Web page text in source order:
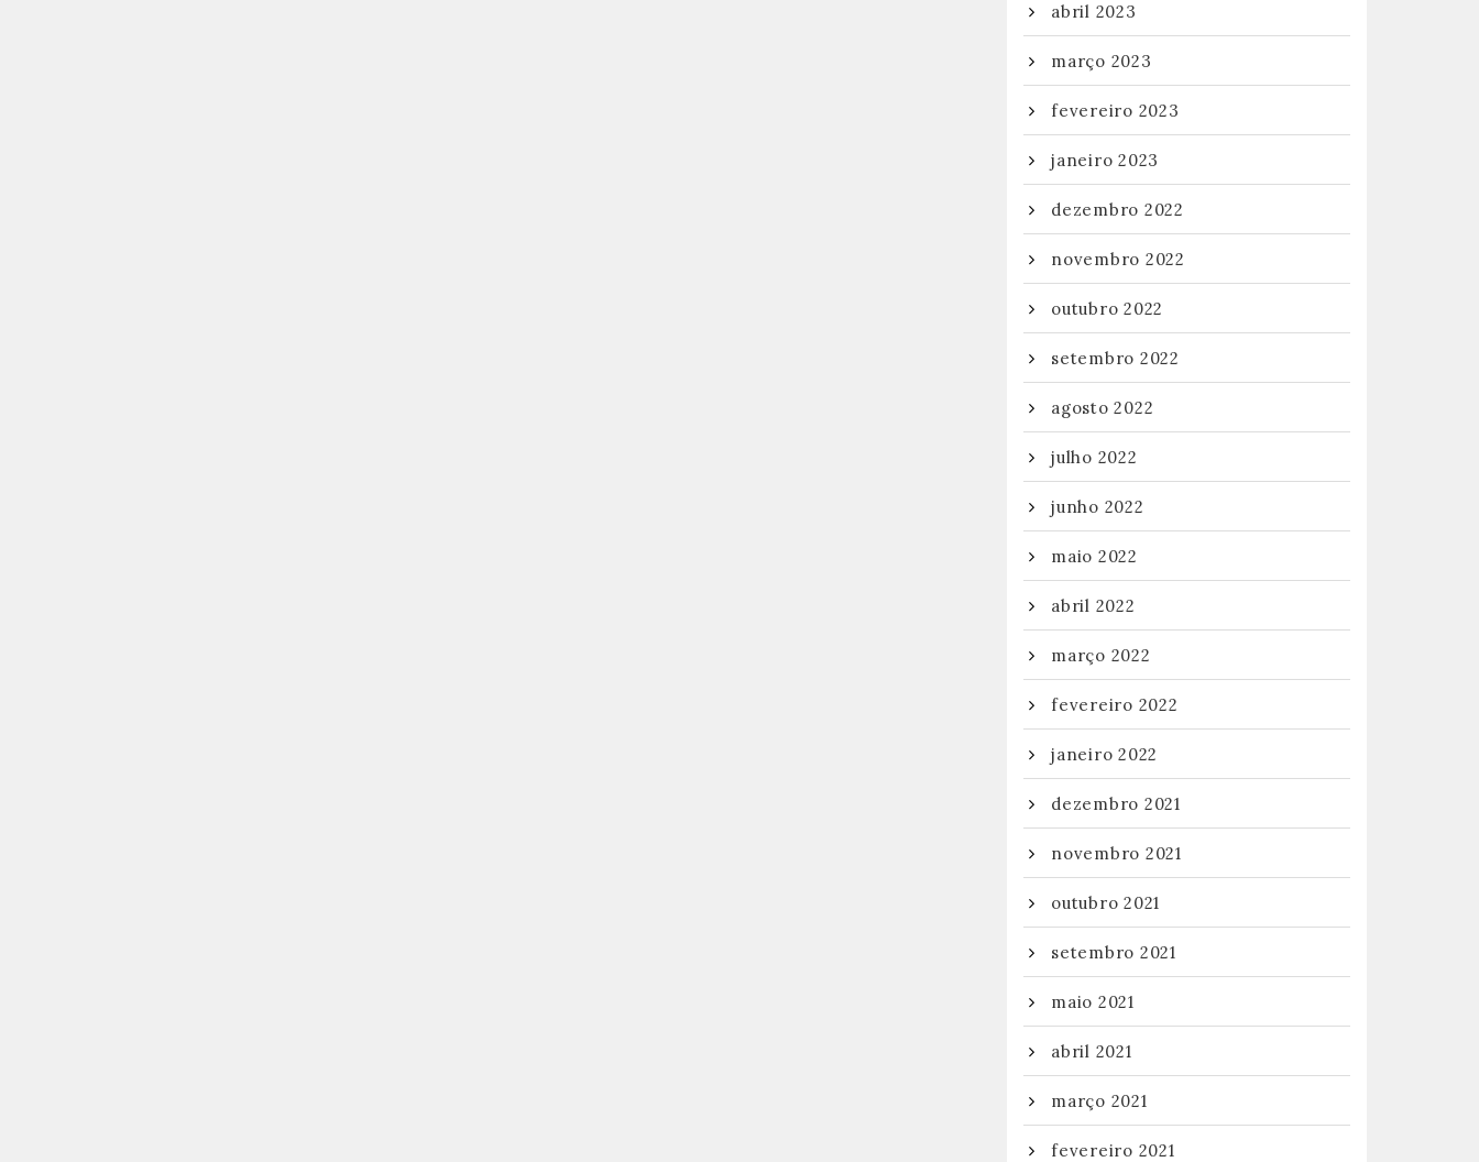
abril 2023
março 2023
fevereiro 2023
janeiro 2023
dezembro 2022
novembro 2022
outubro 2022
setembro 2022
agosto 2022
julho 2022
junho 2022
maio 2022
abril 2022
março 2022
fevereiro 2022
janeiro 2022
dezembro 2021
novembro 2021
outubro 2021
setembro 2021
maio 2021
abril 2021
março 2021
fevereiro 2021